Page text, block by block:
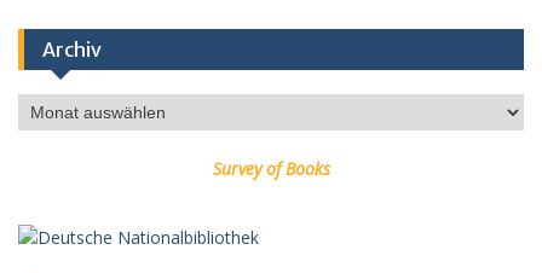
Archiv
Archiv
Survey of Books